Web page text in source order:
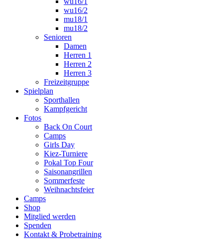
wu16/2
mu18/1
mu18/2
Senioren
Damen
Herren 1
Herren 2
Herren 3
Freizeitgruppe
Spielplan
Sporthallen
Kampfgericht
Fotos
Back On Court
Camps
Girls Day
Kiez-Turniere
Pokal Top Four
Saisonangrillen
Sommerfeste
Weihnachtsfeier
Camps
Shop
Mitglied werden
Spenden
Kontakt & Probetraining